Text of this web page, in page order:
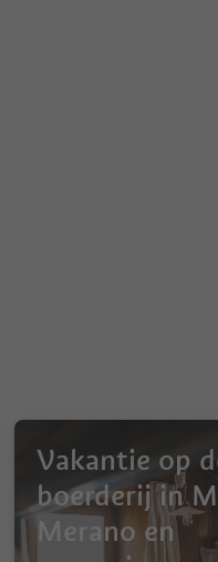
Vakantie op
boerderij in
Merano en